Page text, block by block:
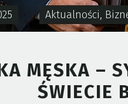
Aktualności,
MĘSKA –
ŚWIECIE